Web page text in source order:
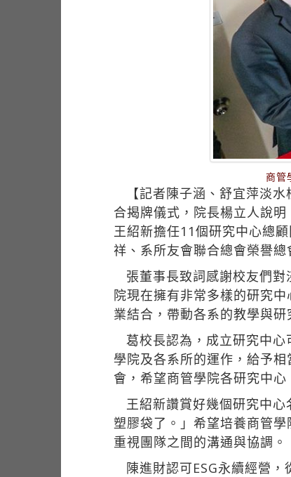
商管
【記者陳子涵、舒宜萍淡
合揭牌儀式，院長楊立人說
王紹新擔任11個研究中心總
祥、系所友會聯合總會榮譽
張董事長致詞感謝校友們
院現在擁有非常多樣的研究
業結合，帶動各系的教學與研
葛校長認為，成立研究中
學院及各系所的運作，給予
會，希望商管學院各研究中
王紹新讚賞好幾個研究中
塑膠袋了。」希望培養商管
重視團隊之間的溝通與協調。
陳進財認可ESG永續經營